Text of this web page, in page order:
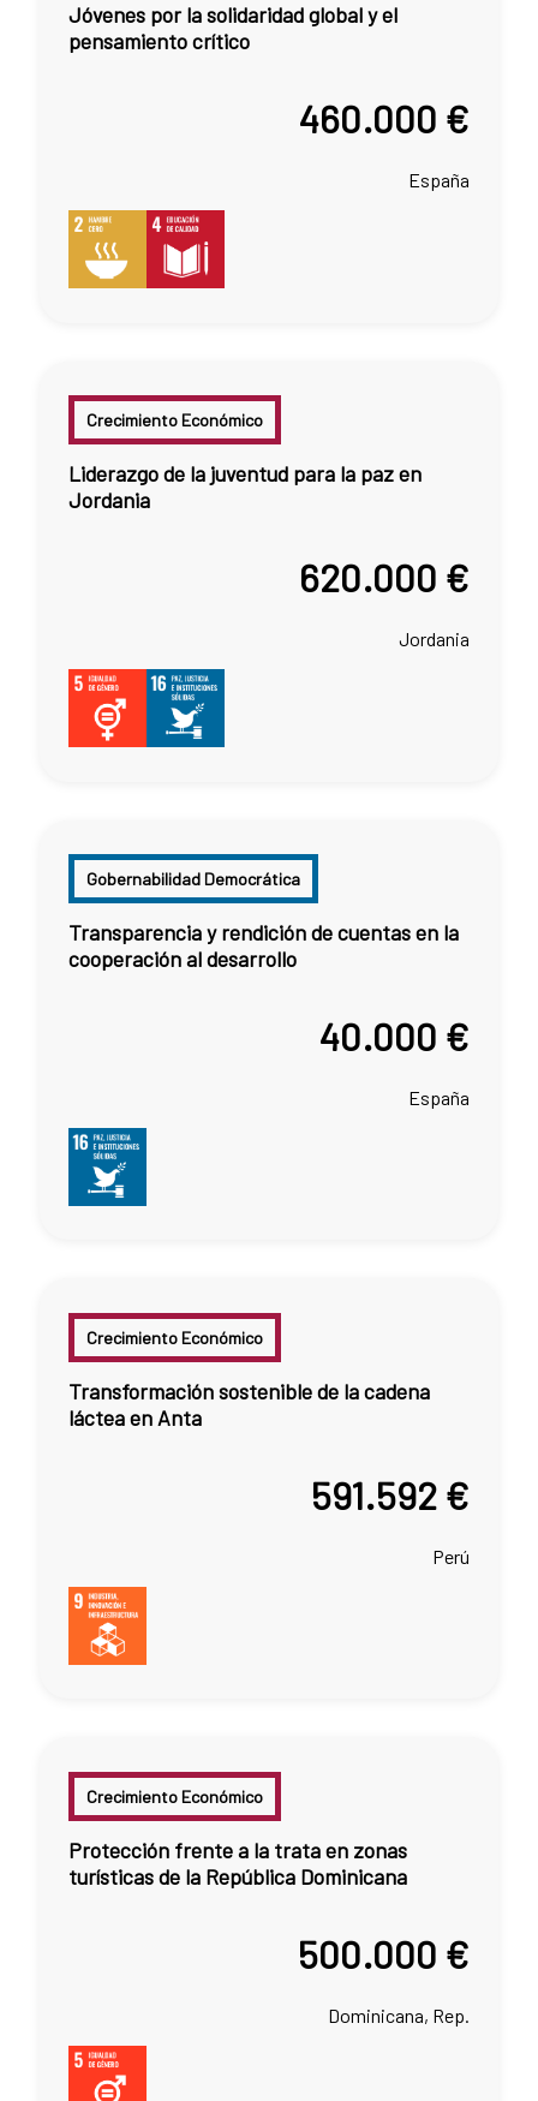
Jóvenes por la solidaridad global y el
pensamiento crítico
460.000 €
España
Crecimiento Económico
Liderazgo de la juventud para la paz en
Jordania
620.000 €
Jordania
Gobernabilidad Democrática
Transparencia y rendición de cuentas en la
cooperación al desarrollo
40.000 €
España
Crecimiento Económico
Transformación sostenible de la cadena
láctea en Anta
591.592 €
Perú
Crecimiento Económico
Protección frente a la trata en zonas
turísticas de la República Dominicana
500.000 €
Dominicana, Rep.